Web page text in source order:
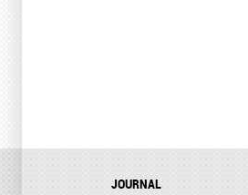
JOURNAL